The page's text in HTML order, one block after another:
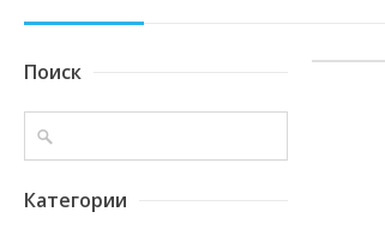
Поиск
Категории